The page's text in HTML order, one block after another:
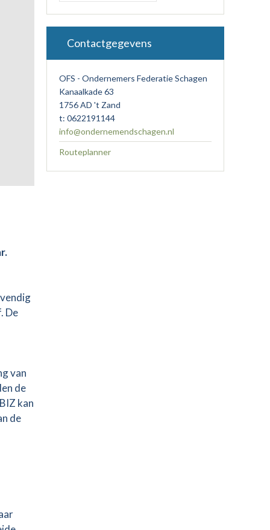
De
van
de
kan
de
Contactgegevens
OFS - Ondernemers Federatie Schagen
Kanaalkade 63
1756 AD 't Zand
t: 0622191144
info@ondernemendschagen.nl
Routeplanner